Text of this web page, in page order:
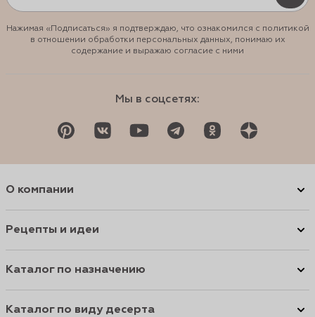
Нажимая «Подписаться» я подтверждаю, что ознакомился с политикой
в отношении обработки персональных данных, понимаю их
содержание и выражаю согласие с ними
Мы в соцсетях:
О компании
Рецепты и идеи
Каталог по назначению
Каталог по виду десерта